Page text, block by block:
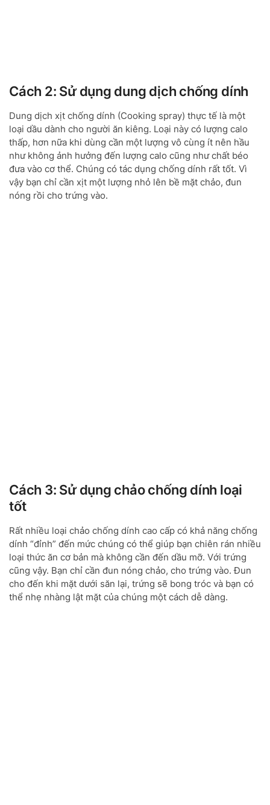
Cách 2: Sử dụng dung dịch chống dính
Dung dịch xịt chống dính (Cooking spray) thực tế là một
loại dầu dành cho người ăn kiêng. Loại này có lượng calo
thấp, hơn nữa khi dùng cần một lượng vô cùng ít nên hầu
như không ảnh hưởng đến lượng calo cũng như chất béo
đưa vào cơ thể. Chúng có tác dụng chống dính rất tốt. Vì
vậy bạn chỉ cần xịt một lượng nhỏ lên bề mặt chảo, đun
nóng rồi cho trứng vào.
Cách 3: Sử dụng chảo chống dính loại
tốt
Rất nhiều loại chảo chống dính cao cấp có khả năng chống
dính “đỉnh” đến mức chúng có thể giúp bạn chiên rán nhiều
loại thức ăn cơ bản mà không cần đến dầu mỡ. Với trứng
cũng vậy. Bạn chỉ cần đun nóng chảo, cho trứng vào. Đun
cho đến khi mặt dưới săn lại, trứng sẽ bong tróc và bạn có
thể nhẹ nhàng lật mặt của chúng một cách dễ dàng.